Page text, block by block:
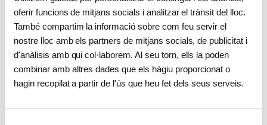
oferir funcions de mitjans socials i analitzar el trànsit del lloc.
També compartim la informació sobre com feu servir el
nostre lloc amb els partners de mitjans socials, de publicitat i
d'anàlisis amb qui col·laborem. Al seu torn, ells la poden
combinar amb altres dades que els hàgiu proporcionat o
hagin recopilat a partir de l'ús que heu fet dels seus serveis.
Passi per aquest món deixant
empremta. Encara que ja no hi sigui,
viurà eternament al cor d'aquells a qui
pot ajudar. Faci un llegat solidari i d'amor que
duri per sempre.